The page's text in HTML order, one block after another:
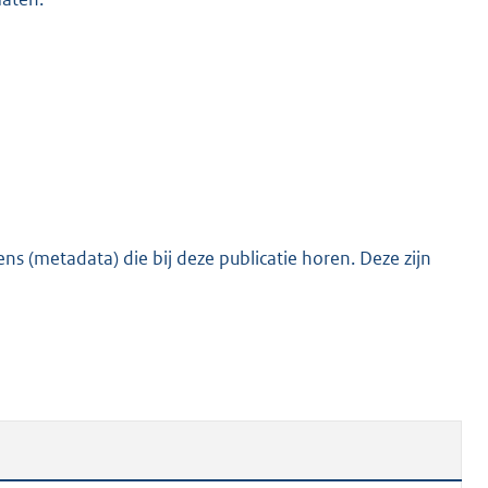
(metadata) die bij deze publicatie horen. Deze zijn